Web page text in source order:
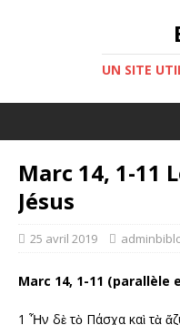
UN SITE
Marc 14, 1-11
Jésus
25 avril 2019
Marc 14, 1-11 (parallèle
1 Ἦν δὲ τὸ Πάσχα καὶ τὰ